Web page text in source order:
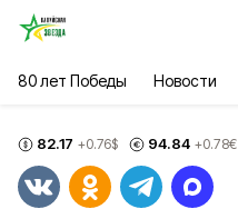
80 лет Победы Новости
82.17 +0.76$ 94.84 +0.78€